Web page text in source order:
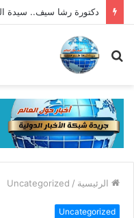
بحث
الرئيسية /
Uncategorized
Uncategorized